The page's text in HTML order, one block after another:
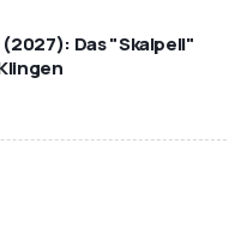
(2027): Das "Skalpell"